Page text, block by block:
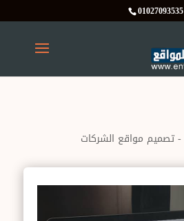
01027093535
-تصميم مواقع الشركات